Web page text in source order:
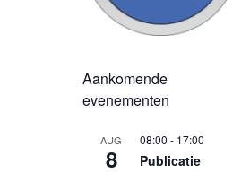
Aankomende
evenementen
AUG
8
08:00 - 17:00
Publicatie